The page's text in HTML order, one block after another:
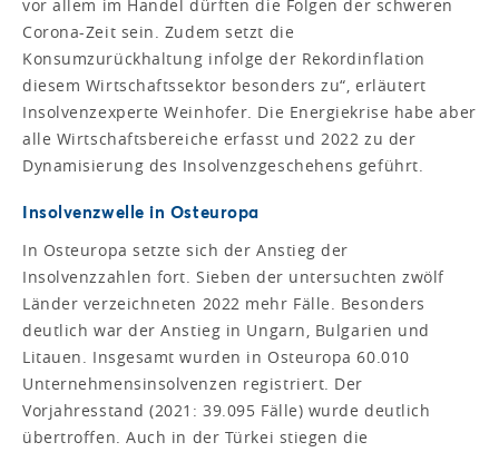
vor allem im Handel dürften die Folgen der schweren
Corona-Zeit sein. Zudem setzt die
Konsumzurückhaltung infolge der Rekordinflation
diesem Wirtschaftssektor besonders zu“, erläutert
Insolvenzexperte Weinhofer. Die Energiekrise habe aber
alle Wirtschaftsbereiche erfasst und 2022 zu der
Dynamisierung des Insolvenzgeschehens geführt.
Insolvenzwelle in Osteuropa
In Osteuropa setzte sich der Anstieg der
Insolvenzzahlen fort. Sieben der untersuchten zwölf
Länder verzeichneten 2022 mehr Fälle. Besonders
deutlich war der Anstieg in Ungarn, Bulgarien und
Litauen. Insgesamt wurden in Osteuropa 60.010
Unternehmensinsolvenzen registriert. Der
Vorjahresstand (2021: 39.095 Fälle) wurde deutlich
übertroffen. Auch in der Türkei stiegen die